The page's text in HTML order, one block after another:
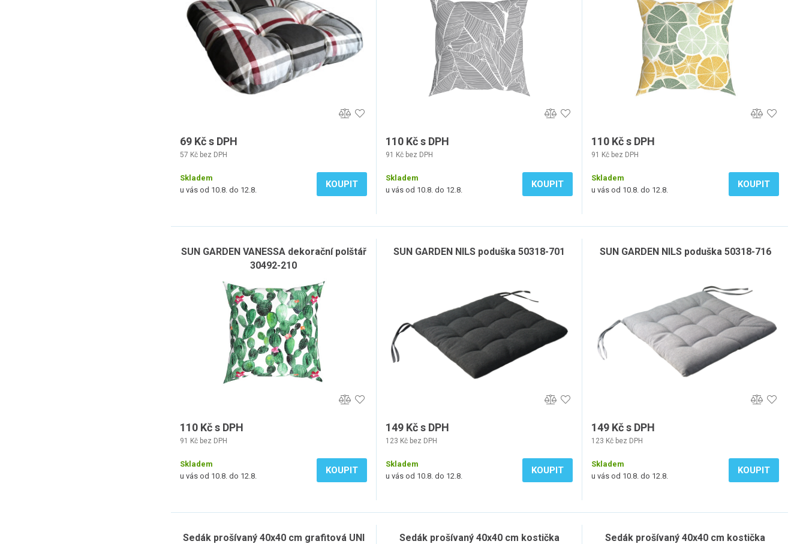
69 Kč s DPH
57 Kč bez DPH
Skladem
u vás od 10.8. do 12.8.
KOUPIT
110 Kč s DPH
91 Kč bez DPH
Skladem
u vás od 10.8. do 12.8.
KOUPIT
110 Kč s DPH
91 Kč bez DPH
Skladem
u vás od 10.8. do 12.8.
KOUPIT
SUN GARDEN VANESSA dekorační polštář
30492-210
110 Kč s DPH
91 Kč bez DPH
Skladem
u vás od 10.8. do 12.8.
KOUPIT
SUN GARDEN NILS poduška 50318-701
149 Kč s DPH
123 Kč bez DPH
Skladem
u vás od 10.8. do 12.8.
KOUPIT
SUN GARDEN NILS poduška 50318-716
149 Kč s DPH
123 Kč bez DPH
Skladem
u vás od 10.8. do 12.8.
KOUPIT
Sedák prošívaný 40x40 cm grafitová UNI
Sedák prošívaný 40x40 cm kostička
Sedák prošívaný 40x40 cm kostička